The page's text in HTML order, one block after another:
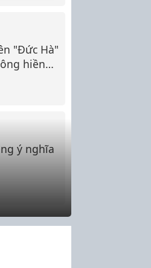
"Đức Hà"
hiền
ý nghĩa